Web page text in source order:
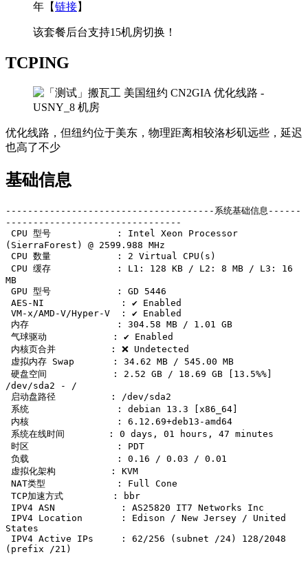
年【链接】
该套餐后台支持15机房切换！
TCPING
优化线路，但纽约位于美东，物理距离相较洛杉矶远些，延迟
也高了不少
基础信息
--------------------------------------系统基础信息------
--------------------------------
(SierraForest) @ 2599.988 MHz
MB
/dev/sda2 - /
States
(prefix /21)